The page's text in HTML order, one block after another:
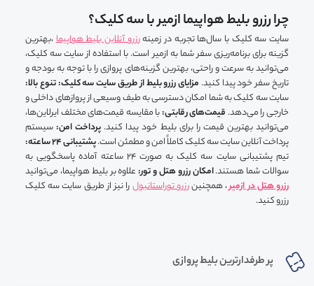
چرا رزرو بلیط هواپیما ازمیر با سه کلیک؟
سایت سه کلیک با سال‌ها تجربه در زمینهرزرو آنلاین بلیط هواپیما،بهترین
گزینه برای برنامه‌ریزی سفر شما به ازمیر است. با استفاده از سایت سه کلیک،
می‌توانید به سرعت و راحتی، بهترین گزینه‌های پروازی را با توجه به بودجه و
تاریخ سفر خود پیدا کنید. مزایای رزرو بلیط از طریق سایت سه کلیک: تنوع بالا:
سایت سه کلیک به شما امکان دسترسی به طیف وسیعی از پروازهای داخلی و
خارجی را می‌دهد. قیمت‌های رقابتی:با مقایسه قیمت‌های مختلف ایرلاین‌ها،
می‌توانید بهترین قیمت را برای بلیط خود پیدا کنید. پرداخت امن: سیستم
پرداخت آنلاین سایت سه کلیک کاملاً امن و مطمئن است.پشتیبانی 24 ساعته:
تیم پشتیبانی سایت سه کلیک به صورت 24 ساعته آماده پاسخگویی به
سوالات شما هستند.امکان رزرو هتل و تور: علاوه بر بلیط هواپیما، می‌توانید
رزرو هتل در ازمیر، همچنینرزرو توراستانبولرا نیز از طریق سایت سه کلیک
رزرو کنید.
پر طرفدارترین بلیط پروازی